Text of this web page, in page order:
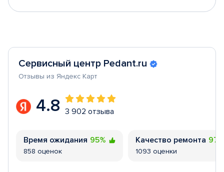
Сервисный центр Pedant.ru
Отзывы из Яндекс Карт
4.8 3 902 отзыва
Время ожидания 95%
858 оценок
Качество ремонта
1093 оценки